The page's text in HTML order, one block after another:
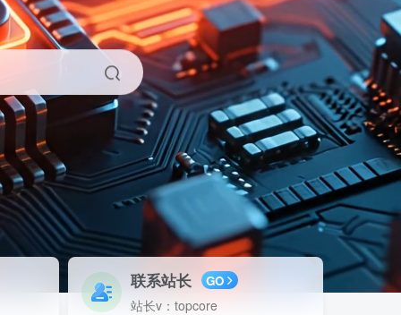
联系站长 GO
站长v：topcore